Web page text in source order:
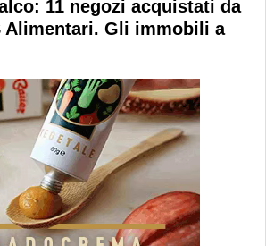
11 negozi acquistati da
Alimentari. Gli immobili a